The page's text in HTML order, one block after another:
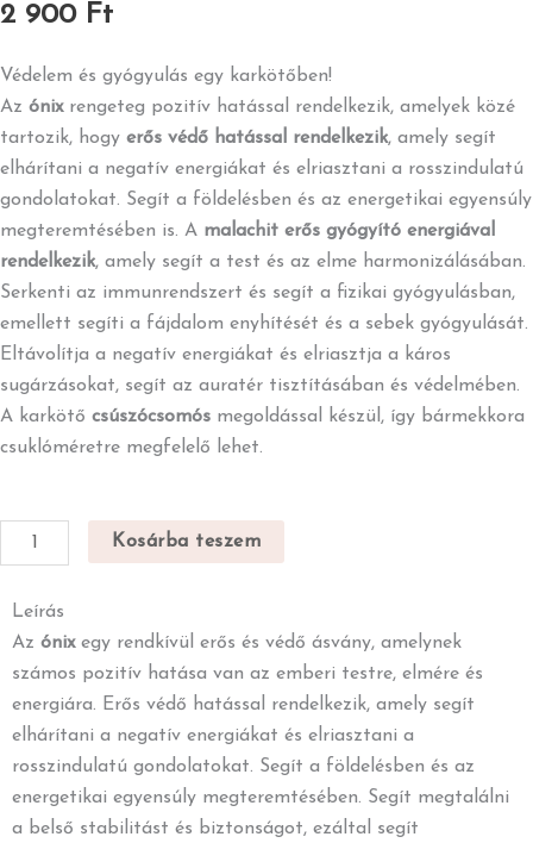
2 900 Ft
Védelem és gyógyulás egy karkötőben!
Az ónixrengeteg pozitív hatással rendelkezik, amelyek közé
tartozik, hogy erős védő hatással rendelkezik, amely segít
elhárítani a negatív energiákat és elriasztani a rosszindulatú
gondolatokat. Segít a földelésben és az energetikai egyensúly
megteremtésében is. A malachit erős gyógyító energiával
rendelkezik, amely segít a test és az elme harmonizálásában.
Serkenti az immunrendszert és segít a fizikai gyógyulásban,
emellett segíti a fájdalom enyhítését és a sebek gyógyulását.
Eltávolítja a negatív energiákat és elriasztja a káros
sugárzásokat, segít az auratér tisztításában és védelmében.
A karkötő csúszócsomós megoldással készül, így bármekkora
csuklóméretre megfelelő lehet.
Ónix
és
Kosárba teszem
Leírás
Az ónixegy rendkívül erős és védő ásvány, amelynek
számos pozitív hatása van az emberi testre, elmére és
energiára. Erős védő hatással rendelkezik, amely segít
elhárítani a negatív energiákat és elriasztani a
rosszindulatú gondolatokat. Segít a földelésben és az
energetikai egyensúly megteremtésében. Segít megtalálni
a belső stabilitást és biztonságot, ezáltal segít